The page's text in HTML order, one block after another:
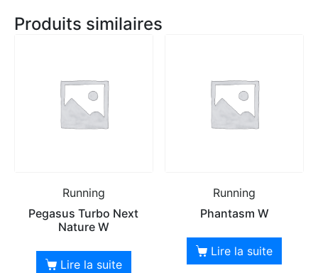
Produits similaires
Running
Pegasus Turbo Next
Nature W
Lire la suite
Running
Phantasm W
Lire la suite